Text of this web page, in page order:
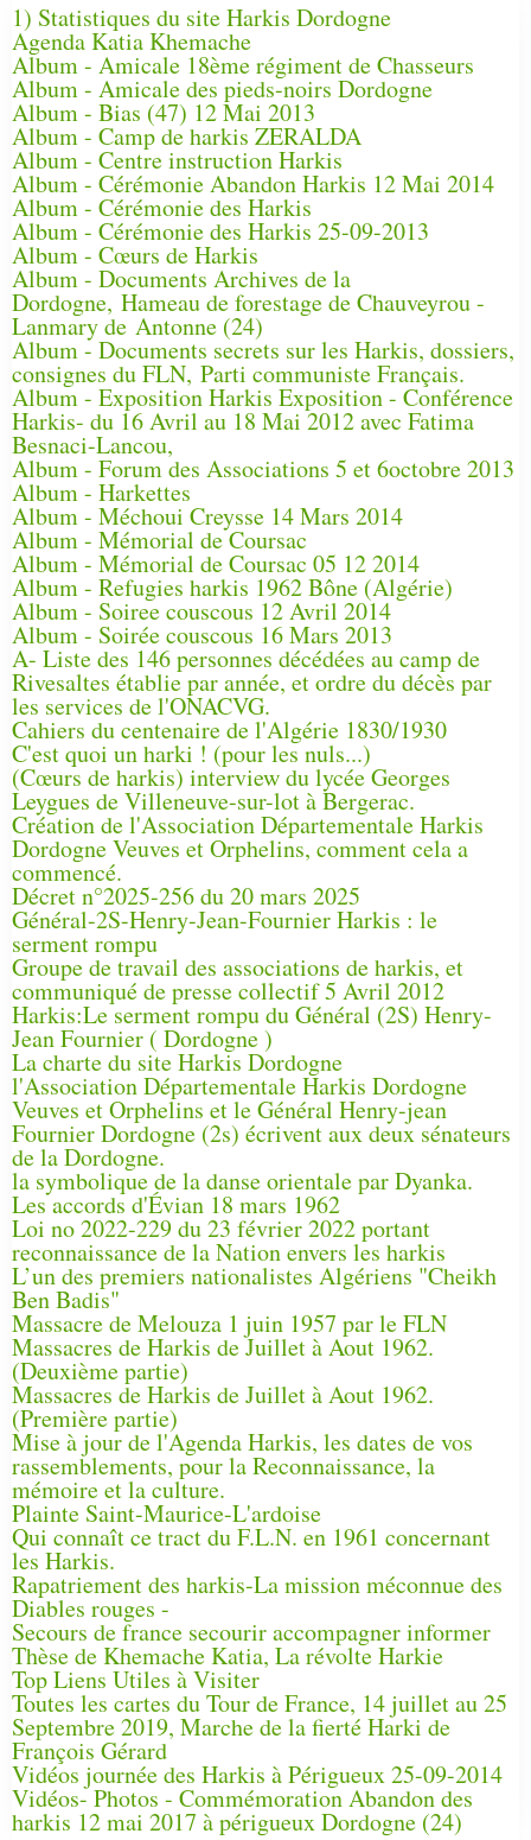
1) Statistiques du site Harkis Dordogne
Agenda Katia Khemache
Album - Amicale 18ème régiment de Chasseurs
Album - Amicale des pieds-noirs Dordogne
Album - Bias (47) 12 Mai 2013
Album - Camp de harkis ZERALDA
Album - Centre instruction Harkis
Album - Cérémonie Abandon Harkis 12 Mai 2014
Album - Cérémonie des Harkis
Album - Cérémonie des Harkis 25-09-2013
Album - Cœurs de Harkis
Album - Documents Archives de la
Dordogne, Hameau de forestage de Chauveyrou -
Lanmary de Antonne (24)
Album - Documents secrets sur les Harkis, dossiers,
consignes du FLN, Parti communiste Français.
Album - Exposition Harkis Exposition - Conférence
Harkis- du 16 Avril au 18 Mai 2012 avec Fatima
Besnaci-Lancou,
Album - Forum des Associations 5 et 6octobre 2013
Album - Harkettes
Album - Méchoui Creysse 14 Mars 2014
Album - Mémorial de Coursac
Album - Mémorial de Coursac 05 12 2014
Album - Refugies harkis 1962 Bône (Algérie)
Album - Soiree couscous 12 Avril 2014
Album - Soirée couscous 16 Mars 2013
A- Liste des 146 personnes décédées au camp de
Rivesaltes établie par année, et ordre du décès par
les services de l'ONACVG.
Cahiers du centenaire de l'Algérie 1830/1930
C'est quoi un harki ! (pour les nuls...)
(Cœurs de harkis) interview du lycée Georges
Leygues de Villeneuve-sur-lot à Bergerac.
Création de l'Association Départementale Harkis
Dordogne Veuves et Orphelins, comment cela a
commencé.
Décret n°2025-256 du 20 mars 2025
Général-2S-Henry-Jean-Fournier Harkis : le
serment rompu
Groupe de travail des associations de harkis, et
communiqué de presse collectif 5 Avril 2012
Harkis:Le serment rompu du Général (2S) Henry-
Jean Fournier ( Dordogne )
La charte du site Harkis Dordogne
l'Association Départementale Harkis Dordogne
Veuves et Orphelins et le Général Henry-jean
Fournier Dordogne (2s) écrivent aux deux sénateurs
de la Dordogne.
la symbolique de la danse orientale par Dyanka.
Les accords d'Évian 18 mars 1962
Loi no 2022-229 du 23 février 2022 portant
reconnaissance de la Nation envers les harkis
L’un des premiers nationalistes Algériens "Cheikh
Ben Badis"
Massacre de Melouza 1 juin 1957 par le FLN
Massacres de Harkis de Juillet à Aout 1962.
(Deuxième partie)
Massacres de Harkis de Juillet à Aout 1962.
(Première partie)
Mise à jour de l'Agenda Harkis, les dates de vos
rassemblements, pour la Reconnaissance, la
mémoire et la culture.
Plainte Saint-Maurice-L'ardoise
Qui connaît ce tract du F.L.N. en 1961 concernant
les Harkis.
Rapatriement des harkis-La mission méconnue des
Diables rouges -
Secours de france secourir accompagner informer
Thèse de Khemache Katia, La révolte Harkie
Top Liens Utiles à Visiter
Toutes les cartes du Tour de France, 14 juillet au 25
Septembre 2019, Marche de la fierté Harki de
François Gérard
Vidéos journée des Harkis à Périgueux 25-09-2014
Vidéos- Photos - Commémoration Abandon des
harkis 12 mai 2017 à périgueux Dordogne (24)